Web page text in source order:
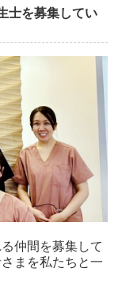
士を募集してい
仲間を募集して
まを私たちと一